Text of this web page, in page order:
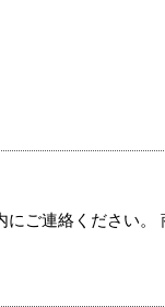
ご連絡ください